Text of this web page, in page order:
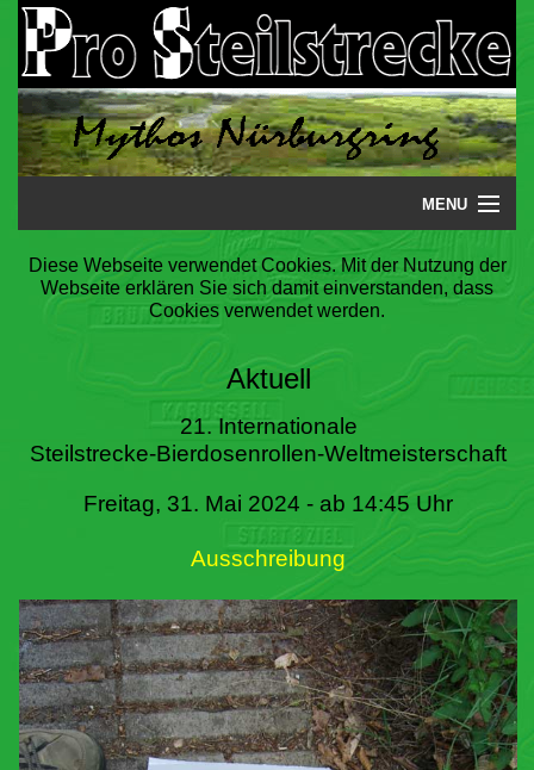
MENU
Startseite
Steilstrecke
Literatur
Termine
Diese Webseite verwendet Cookies. Mit der Nutzung der
Webseite erklären Sie sich damit einverstanden, dass
Cookies verwendet werden.
Aktuell
21. Internationale
Steilstrecke-Bierdosenrollen-Weltmeisterschaft
Freitag, 31. Mai 2024 - ab 14:45 Uhr
Ausschreibung